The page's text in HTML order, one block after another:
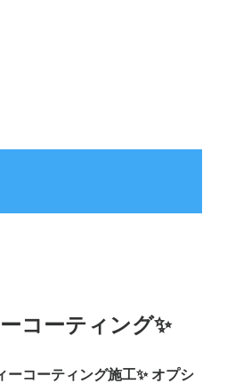
コーティング✨
コーティング施工✨ オプシ